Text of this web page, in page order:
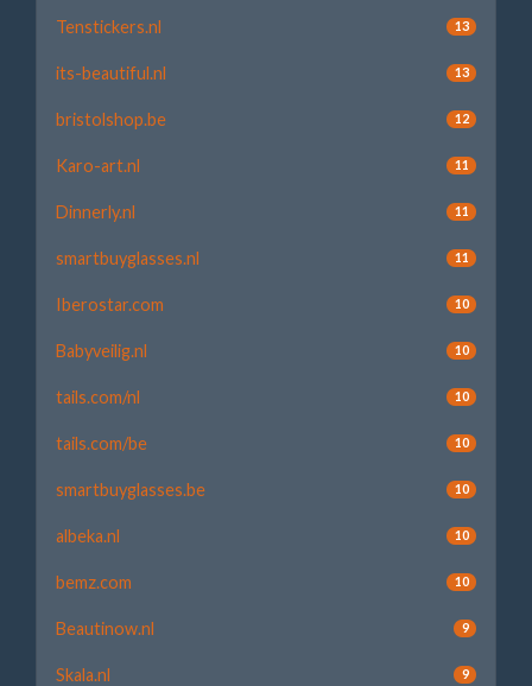
Tenstickers.nl 13
its-beautiful.nl 13
bristolshop.be 12
Karo-art.nl 11
Dinnerly.nl 11
smartbuyglasses.nl 11
Iberostar.com 10
Babyveilig.nl 10
tails.com/nl 10
tails.com/be 10
smartbuyglasses.be 10
albeka.nl 10
bemz.com 10
Beautinow.nl 9
Skala.nl 9